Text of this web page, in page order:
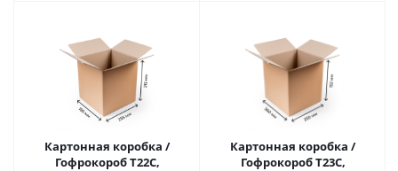
Картонная коробка /
Гофрокороб Т22C,
Картонная коробка /
Гофрокороб Т23С,